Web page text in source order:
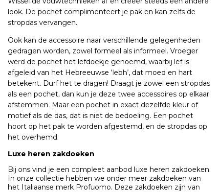
look. De pochet complimenteert je pak en kan zelfs de
stropdas vervangen.
Ook kan de accessoire naar verschillende gelegenheden
gedragen worden, zowel formeel als informeel. Vroeger
werd de pochet het lefdoekje genoemd, waarbij lef is
afgeleid van het Hebreeuwse ‘lebh’, dat moed en hart
betekent. Durf het te dragen! Draagt je zowel een stropdas
als een pochet, dan kun je deze twee accessoires op elkaar
afstemmen. Maar een pochet in exact dezelfde kleur of
motief als de das, dat is niet de bedoeling. Een pochet
hoort op het pak te worden afgestemd, en de stropdas op
het overhemd.
Luxe heren zakdoeken
Bij ons vind je een compleet aanbod luxe heren zakdoeken.
In onze collectie hebben we onder meer zakdoeken van
het Italiaanse merk Profuomo. Deze zakdoeken zijn van